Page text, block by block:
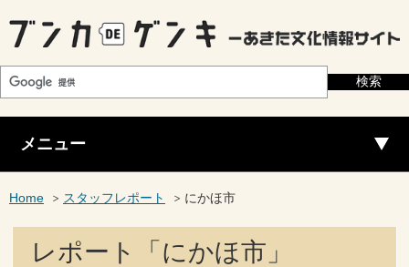
メニュー
Home スタッフレポート にかほ市
レポート「にかほ市」